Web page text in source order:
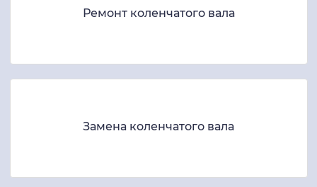
Ремонт коленчатого вала
Замена коленчатого вала